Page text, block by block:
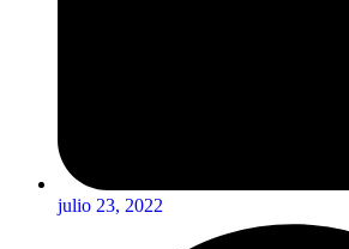
julio 23, 2022